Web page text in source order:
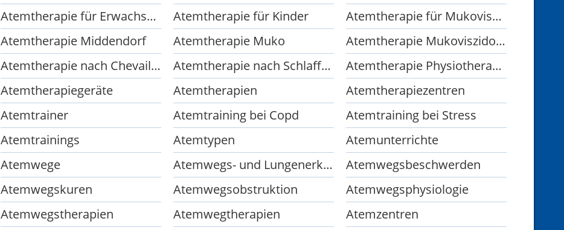
Atemtherapie für Erwachsene Atemtherapie für Kinder
Atemtherapie für Mukoviszidose
Atemtherapie Middendorf Atemtherapie Muko
Atemtherapie Mukoviszidose
Atemtherapie nach Chevaillier Atemtherapie nach Schlaffhorst-Andersen
Atemtherapie Physiotherapie
Atemtherapiegeräte Atemtherapien
Atemtherapiezentren
Atemtrainer Atemtraining bei Copd
Atemtraining bei Stress
Atemtrainings Atemtypen
Atemunterrichte
Atemwege Atemwegs- und Lungenerkrankungen
Atemwegsbeschwerden
Atemwegskuren Atemwegsobstruktion
Atemwegsphysiologie
Atemwegstherapien Atemwegtherapien
Atemzentren